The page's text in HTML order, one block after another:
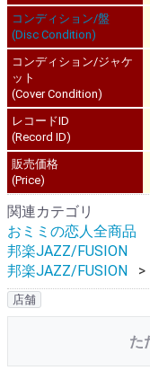
コンディション/盤
(Disc Condition)
コンディション/ジャケ
ット
(Cover Condition)
レコードID
(Record ID)
販売価格
(Price)
関連カテゴリ
おミミの恋人全商品
邦楽JAZZ/FUSION
邦楽JAZZ/FUSION
店舗
た